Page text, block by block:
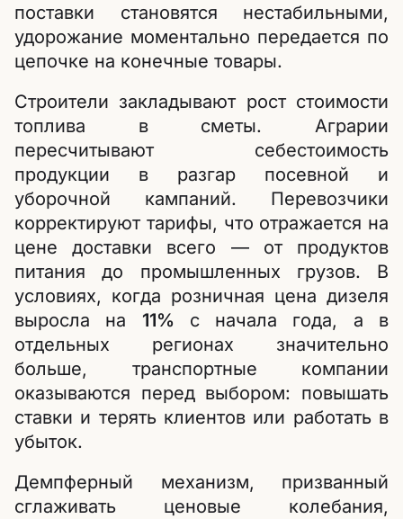
поставки становятся нестабильными,
удорожание моментально передается по
цепочке на конечные товары.
Строители закладывают рост стоимости
топлива в сметы. Аграрии
пересчитывают себестоимость
продукции в разгар посевной и
уборочной кампаний. Перевозчики
корректируют тарифы, что отражается на
цене доставки всего — от продуктов
питания до промышленных грузов. В
условиях, когда розничная цена дизеля
выросла на 11% с начала года, а в
отдельных регионах значительно
больше, транспортные компании
оказываются перед выбором: повышать
ставки и терять клиентов или работать в
убыток.
Демпферный механизм, призванный
сглаживать ценовые колебания,